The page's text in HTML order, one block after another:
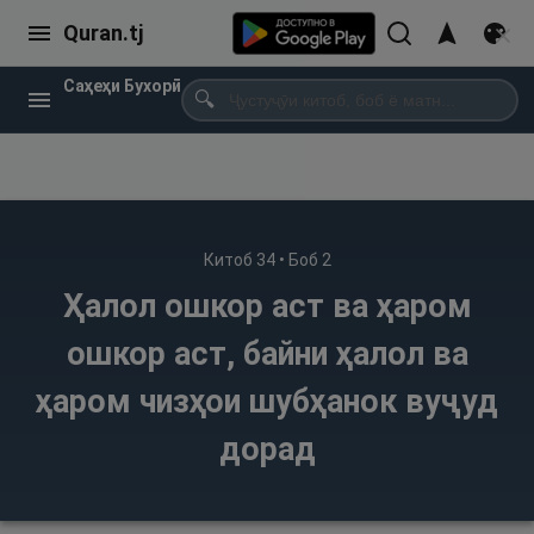
Quran.tj
Саҳеҳи Бухорӣ
🔍
Китоб 34• Боб 2
Ҳалол ошкор аст ва ҳаром
ошкор аст, байни ҳалол ва
ҳаром чизҳои шубҳанок вуҷуд
дорад